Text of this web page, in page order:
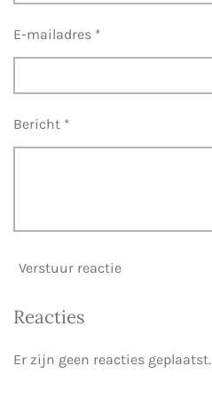
E-mailadres *
Bericht *
Verstuur reactie
Reacties
Er zijn geen reacties geplaatst.